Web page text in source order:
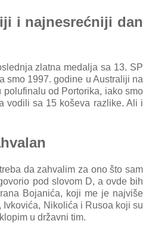
i najnesrećniji dan
zlatna medalja sa 13. SP
smo 1997. godine u Australiji na
od Portorika, iako smo
vodili sa 15 koševa razlike. Ali i
da zahvalim za ono što sam
pod slovom D, a ovde bih
Bojanića, koji me je najviše
Ivkovića, Nikolića i Rusoa koji su
u državni tim.